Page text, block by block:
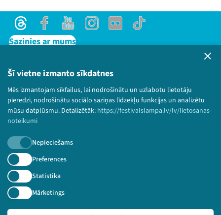
Šī vietne izmanto sīkdatnes
Mēs izmantojam sīkfailus, lai nodrošinātu un uzlabotu lietotāju
pieredzi, nodrošinātu sociālo saziņas līdzekļu funkcijas un analizētu
mūsu datplūsmu. Detalizētāk: https://festivalslampa.lv/lv/lietosanas-
noteikumi
Nepieciešams
Preferences
Statistika
Mārketings
ThreadsFacebookYoutubeInstagram
Flick TikTok
Sazinies ar mums
Lietošanas noteikumi un sīkdatņu politika
Bērnu aizsardzības politika
© 2026 Sarunu festivāls LAMPA Visas tiesības
paturētas.
Piesakies jaunumiem!
Nepalaid garām aktuālāko informāciju!